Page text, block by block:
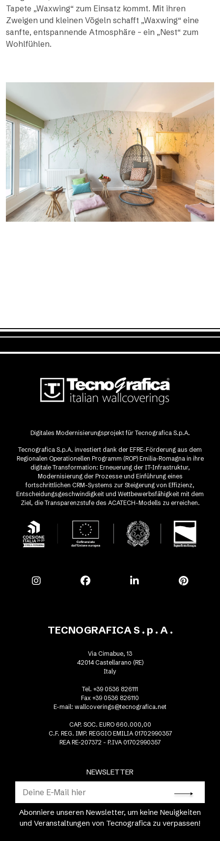
Tapete „Waxwing“ zum Einsatz kommt. Mit ihren
Zweigen und kleinen Vögeln schafft „Waxwing“ eine
sanfte, entspannende Atmosphäre – ein „Nest“ zum
Wohlfühlen.
Digitales Modernisierungsprojekt für Tecnografica S.p.A.
Tecnografica S.p.A. investiert dank der EFRE-Förderung aus dem
Regionalen Operationellen Programm (ROP) Emilia-Romagna in ihre
digitale Transformation: Erneuerung der IT-Infrastruktur,
Modernisierung der Prozesse und Einführung eines
fortschrittlichen CRM-Systems zur Steigerung von Effizienz,
Entscheidungsgeschwindigkeit und Wettbewerbsfähigkeit mit dem
Ziel, die Transparenzstufe des ACATECH-Modells zu erreichen.
NEWSLETTER
Abonniere unseren Newsletter, um keine Neuigkeiten
und Veranstaltungen von Tecnografica zu verpassen!
TECNOGRAFICA S . p . A .
Via Cimabue, 13
42014 Castellarano (RE)
Italy
Tel. +39 0536 826111
Fax +39 0536 826110
E-mail: wallcoverings@tecnografica.net
CAP. SOC. EURO 660.000,00
C.F. REG. IMP. REGGIO EMILIA 01702990357
REA RE-207372 - P.IVA 01702990357